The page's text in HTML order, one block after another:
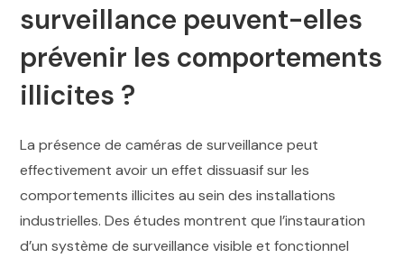
surveillance peuvent-elles
prévenir les comportements
illicites ?
La présence de caméras de surveillance peut
effectivement avoir un effet dissuasif sur les
comportements illicites au sein des installations
industrielles. Des études montrent que l’instauration
d’un système de surveillance visible et fonctionnel